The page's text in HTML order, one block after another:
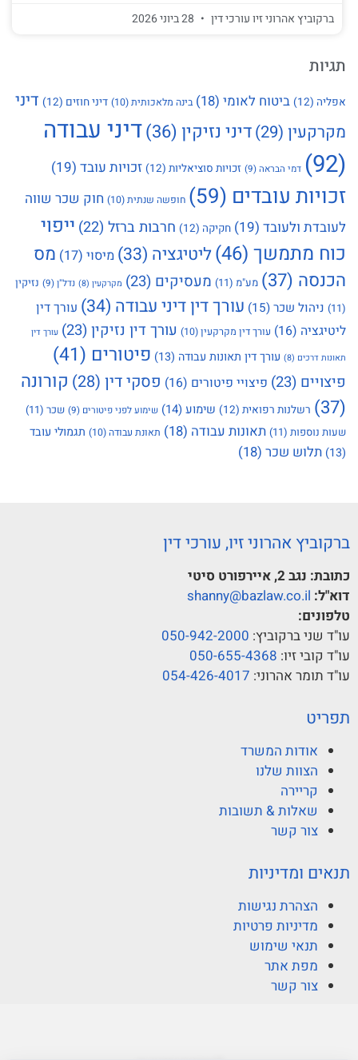
ברקוביץ אהרוני זיו עורכי דין
תגיות
אפליה (12) ביטוח לאומי (18) בינה מלאכותית(10) דיני חוזים (12)
דיני
מקרקעין (29) דיני נזיקין (36)
דיני עבודה
(92)
דמי הבראה(9) זכויות סוציאליות (12) זכויות עובד (19)
זכויות עובדים (59) חופשה שנתית(10)
חוק שכר שווה
לעובדת ולעובד (19) חקיקה (12) חרבות ברזל (22)
ייפוי
כוח מתמשך (46) ליטיגציה (33) מיסוי (17)
מס
הכנסה (37) מע"מ (11) מעסיקים (23) מקרקעין (8) נדל"ן(9)
נזיקין
(11)
ניהול שכר(15) עורך דין דיני עבודה (34)
עורך דין
ליטיגציה (16) עורך דין מקרקעין(10) עורך דין נזיקין(23) עורך דין
תאונות דרכים (8) עורך דין תאונות עבודה (13) פיטורים (41)
פיצויים (23) פיצויי פיטורים (16) פסקי דין (28)
קורונה
(37)
רשלנות רפואית (12) שימוע(14) שימוע לפני פיטורים (9) שכר (11)
שעות נוספות (11) תאונות עבודה (18) תאונת עבודה (10)
תגמולי עובד
(13)
תלוש שכר (18)
ברקוביץ אהרוני זיו, עורכי דין
כתובת: נגב 2, איירפורט סיטי
דוא"ל: shanny@bazlaw.co.il
טלפונים:
עו"ד שני ברקוביץ: 050-942-2000
עו"ד קובי זיו: 050-655-4368
עו"ד תומר אהרוני: 054-426-4017
תפריט
אודות המשרד
הצוות שלנו
קריירה
שאלות & תשובות
צור קשר
תנאים ומדיניות
הצהרת נגישות
מדיניות פרטיות
תנאי שימוש
מפת אתר
צור קשר